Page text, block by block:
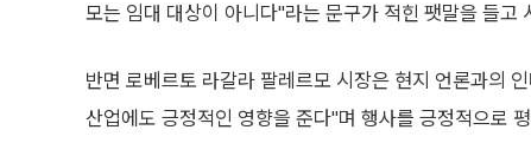
모는 임대 대상이 아니다"라는 문구가 적힌 팻말을 들고
반면 로베르토 라갈라 팔레르모 시장은 현지 언론과의
산업에도 긍정적인 영향을 준다"며 행사를 긍정적으로